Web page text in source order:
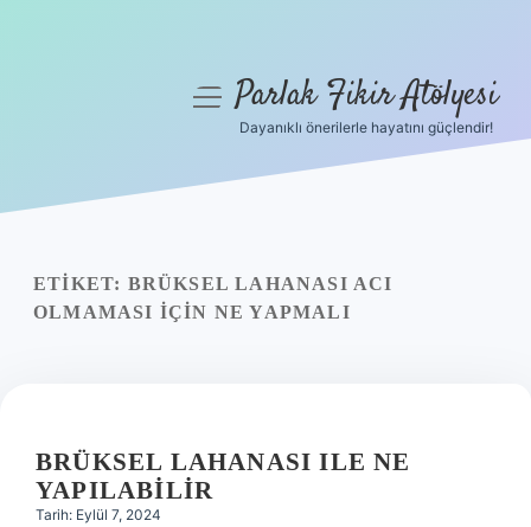
Yasal Uyarı
menüyüParlak Fikir Atölyesi
Dayanıklı önerilerle hayatını güçlendir!
ETIKET: BRÜKSEL LAHANASI ACI
OLMAMASI IÇIN NE YAPMALI
BRÜKSEL LAHANASI ILE NE
YAPILABILIR
Tarih: Eylül 7, 2024